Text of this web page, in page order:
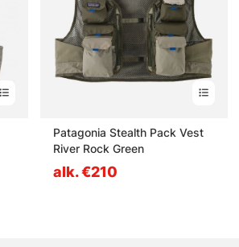
Patagonia Stealth Pack Vest
River Rock Green
alk. €210